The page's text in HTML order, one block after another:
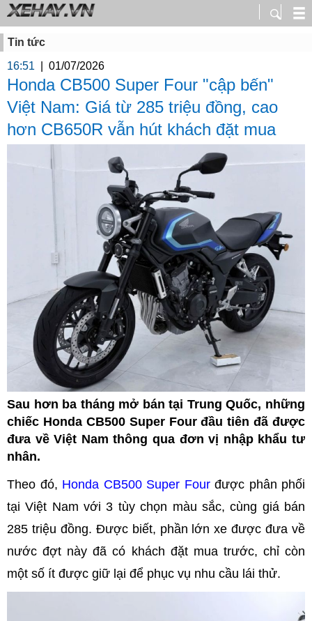
Tin tức
16:51
01/07/2026
Honda CB500 Super Four "cập bến"
Việt Nam: Giá từ 285 triệu đồng, cao
hơn CB650R vẫn hút khách đặt mua
Sau hơn ba tháng mở bán tại Trung Quốc, những
chiếc Honda CB500 Super Four đầu tiên đã được
đưa về Việt Nam thông qua đơn vị nhập khẩu tư
nhân.
Theo đó, Honda CB500 Super Four được phân phối
tại Việt Nam với 3 tùy chọn màu sắc, cùng giá bán
285 triệu đồng. Được biết, phần lớn xe được đưa về
nước đợt này đã có khách đặt mua trước, chỉ còn
một số ít được giữ lại để phục vụ nhu cầu lái thử.